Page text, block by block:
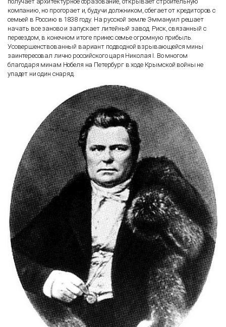
компанию, но прогорает и, будучи должником, сбегает от кредиторов с
семьей в Россию в 1838 году. На русской земле Эммануил решает
начать все заново и запускает литейный завод. Риск, связанный с
переездом, в конечном итоге принес семье огромную прибыль.
Усовершенствованный вариант подводной взрывающейся мины
заинтересовал лично российского царя Николая I. Во многом
благодаря минам Нобеля на Петербург в ходе Крымской войны не
упадет ни один снаряд.